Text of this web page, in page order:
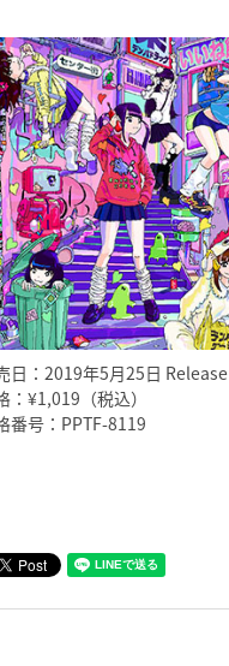
日：2019年5月25日 Release
：¥1,019（税込）
番号：PPTF-8119